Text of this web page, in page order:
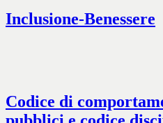
Inclusione-Benessere
Codice di